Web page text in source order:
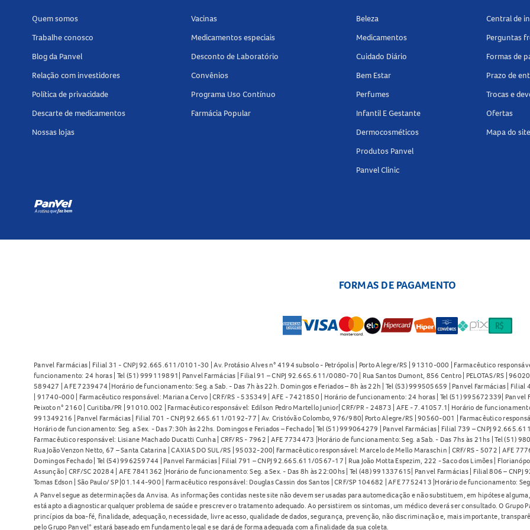
Conservar em local fresco, seco e protegido da luz excessiva.
Tamanho do produto
Quem somos
Trabalhe conosco
Blog da Panvel
Relação com investidores
Política de privacidade
Descarte de medicamentos
Nossas lojas
Vacinas
Medicamentos especiais
Desconto de Laboratório
Convênios
Programa Uso Contínuo
Farmácia Popular
Beleza
Medicamentos
Cuidado Diário
Bem Estar
Perfumes
Infantil E Gestante
Dermocosméticos
Produtos Panvel
Panvel Clinic
Central de
Perguntas
Formas de
Prazo de
Trocas e
Ofertas
Mapa do site
FORMAS DE PAGAMENTO
Panvel Farmácias | Filial 31 - CNPJ 92.665.611/0101-30 | Av. Protásio Alves n° 4194 subsolo - Petrópolis | Porto Alegre/RS | 91310-000 | Farmacêutico
funcionamento: 24 horas | Tel (51) 999119891| Panvel Farmácias | Filial 91 – CNPJ 92.665.611/0080-70 | Rua Santos Dumont, 856 Centro | PELOTAS/RS |
589427 | AFE 7239474 |Horário de funcionamento: Seg. a Sab. - Das 7h às 22h. Domingos e Feriados – 8h às 22h | Tel (53) 999505659 | Panvel Farmácias |
| 91740-000 | Farmacêutico responsável: Mariana Cervo | CRF/RS - 535349 | AFE - 7421850 | Horário de funcionamento: 24 horas | Tel (51) 995672339|
Peixoto n° 2160 | Curitiba/PR | 91010.002 | Farmacêutico responsável: Edilson Pedro Martello Junior| CRF/PR - 24873 | AFE - 7.41057.1| Horário de
991349216 | Panvel Farmácias | Filial 701 - CNPJ 92.665.611/0192-77 | Av. Cristóvão Colombo, 976/980| Porto Alegre/RS | 90560-001 | Farmacêutico
Horário de funcionamento: Seg. a Sex. - Das 7:30h às 22hs. Domingos e Feriados – Fechado | Tel (51) 999064279 | Panvel Farmácias | Filial 739 – CNPJ
Farmacêutico responsável: Lisiane Machado Ducatti Cunha | CRF/RS - 7962 | AFE 7734473 |Horário de funcionamento: Seg. a Sab. - Das 7hs às 21hs | Tel (51)
Rua João Venzon Netto, 67 – Santa Catarina | CAXIAS DO SUL/RS | 95032-200| Farmacêutico responsável: Marcelo de Mello Maraschin | CRF/RS - 5072 | AFE
Domingos Fechado | Tel (54) 996259744 | Panvel Farmácias | Filial 791 – CNPJ 92.665.611/0567-17 | Rua João Motta Espezim, 222 - Saco dos Limões |
Assunção | CRF/SC 20284 | AFE 7841362 |Horário de funcionamento: Seg. a Sex. - Das 8h às 22:00hs | Tel (48) 991337615| Panvel Farmácias | Filial 806 –
Tomas Edson | São Paulo/ SP |01.144-900 | Farmacêutico responsável: Douglas Cassin dos Santos | CRF/SP 104682 | AFE 7752413 |Horário de funcionamento:
A Panvel segue as determinações da Anvisa. As informações contidas neste site não devem ser usadas para automedicação e não substituem, em hipótese
está apto a diagnosticar qualquer problema de saúde e prescrever o tratamento adequado. Ao persistirem os sintomas, um médico deverá ser consultado. O Grupo
princípios da boa-fé, finalidade, adequação, necessidade, livre acesso, qualidade de dados, segurança, prevenção, não discriminação e, mais importante,
pelo Grupo Panvel* estará baseado em fundamento legal e se dará de forma adequada com a finalidade da sua coleta.